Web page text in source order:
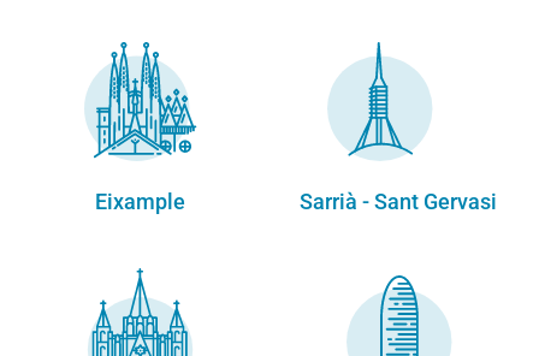
Eixample Sarrià - Sant Gervasi